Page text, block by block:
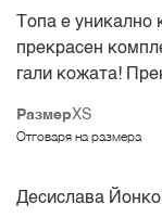
РазмерXS
Отговаря на размера
Топа е
прекрасен
гали кожата!
Десислава